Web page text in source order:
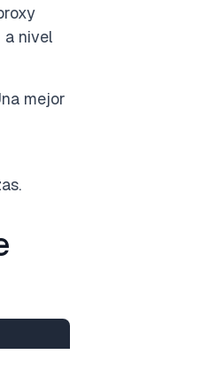
a nivel
mejor